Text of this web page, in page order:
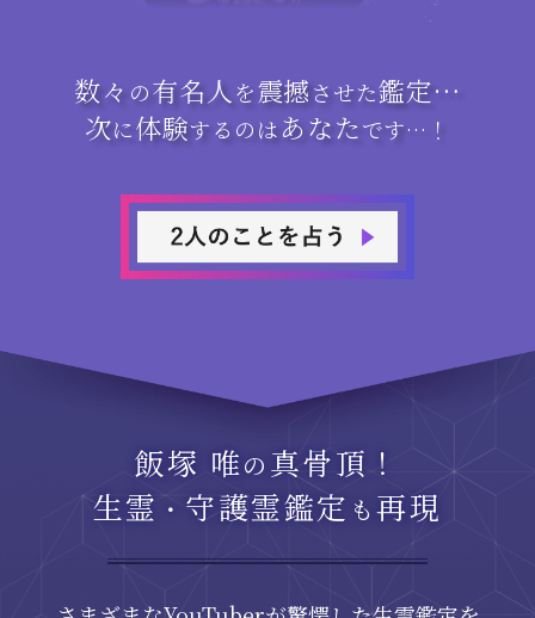
数々 の有名人 を震撼させた鑑定…
次に体験するのはあなたです…！
飯塚 唯の 真骨頂！
生霊 ・ 守護霊鑑定 も再現